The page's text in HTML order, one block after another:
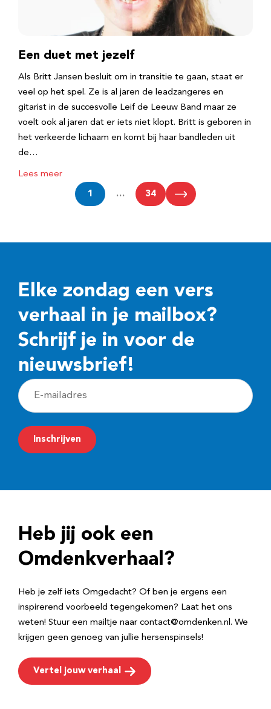
Een duet met jezelf
Als Britt Jansen besluit om in transitie te gaan, staat er
veel op het spel. Ze is al jaren de leadzangeres en
gitarist in de succesvolle Leif de Leeuw Band maar ze
voelt ook al jaren dat er iets niet klopt. Britt is geboren in
het verkeerde lichaam en komt bij haar bandleden uit
de…
Lees meer
1 … 34
Elke zondag een vers
verhaal in je mailbox?
Schrijf je in voor de
nieuwsbrief!
E
-
m
a
r
e
Inschrijven
Heb jij ook een
Omdenkverhaal?
Heb je zelf iets Omgedacht? Of ben je ergens een
inspirerend voorbeeld tegengekomen? Laat het ons
weten! Stuur een mailtje naar contact@omdenken.nl. We
krijgen geen genoeg van jullie hersenspinsels!
Vertel jouw verhaal